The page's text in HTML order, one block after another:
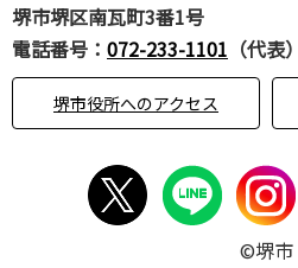
堺市堺区南瓦町3番1号
電話番号： 072-233-1101 （代表）
堺市役所へのアクセス
©堺市